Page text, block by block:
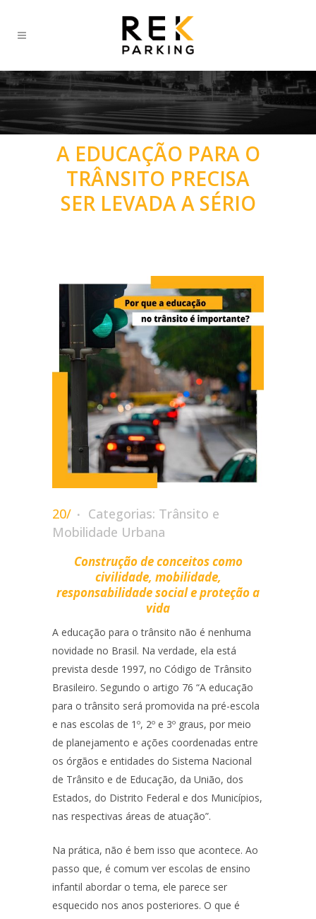
A EDUCAÇÃO PARA O
TRÂNSITO PRECISA
SER LEVADA A SÉRIO
20/ Categorias: Trânsito e
Mobilidade Urbana
Construção de conceitos como
civilidade, mobilidade,
responsabilidade social e proteção a
vida
A educação para o trânsito não é nenhuma
novidade no Brasil. Na verdade, ela está
prevista desde 1997, no Código de Trânsito
Brasileiro. Segundo o artigo 76 “A educação
para o trânsito será promovida na pré-escola
e nas escolas de 1º, 2º e 3º graus, por meio
de planejamento e ações coordenadas entre
os órgãos e entidades do Sistema Nacional
de Trânsito e de Educação, da União, dos
Estados, do Distrito Federal e dos Municípios,
nas respectivas áreas de atuação”.
Na prática, não é bem isso que acontece. Ao
passo que, é comum ver escolas de ensino
infantil abordar o tema, ele parece ser
esquecido nos anos posteriores. O que é